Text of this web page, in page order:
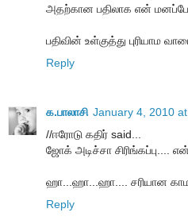
அதற்கான பதிலாக என்
பதிவின் உள்குத்து புரியாம
Reply
க.பாலாசி January 4, 2010
//ஈரோடு கதிர் said...
ஜோக் அடிச்சா சிரிங்கப்பு....
ஹா...ஹா...ஹா.... சரியான
Reply